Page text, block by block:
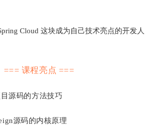
Cloud 这块成为自己技术亮点的开发人
=== 课程亮点 ===
源码的方法技巧
源码的内核原理